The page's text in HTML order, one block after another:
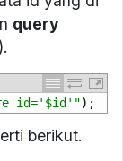
query
id='$id'");
berikut.